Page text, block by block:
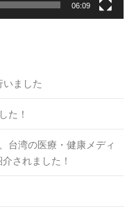
06:09
ました
た！
台湾の医療・健康メディ
されました！